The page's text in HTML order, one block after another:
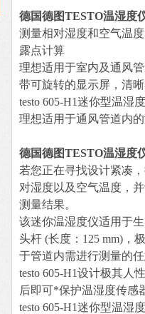
德国德图TESTO温湿度
测量相对湿度和空气温度
露点计算
理想适用于室内及通风
带可旋转的显示屏，清
testo 605-H1迷你型温湿
理想适用于通风管道内
德国德图TESTO温湿度
若您正在寻找设计紧凑
对湿度以及空气温度，
测量结果。
该迷你温湿度仪适用于
头杆 (长度：125 mm)，
于管道内需进行测量的
testo 605-H1设计极其人
后即可*保护温湿度传感
testo 605-H1迷你型温湿